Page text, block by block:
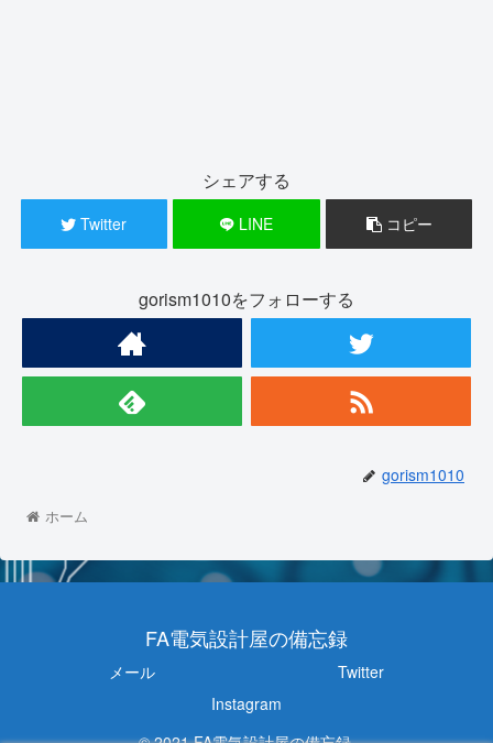
シェアする
Twitter LINE コピー
gorism1010をフォローする
gorism1010
ホーム
FA電気設計屋の備忘録
メール
Twitter
Instagram